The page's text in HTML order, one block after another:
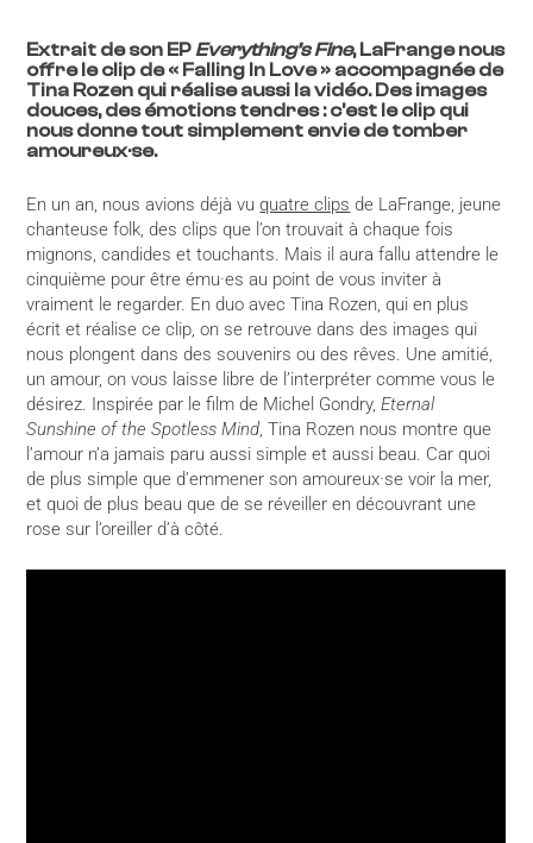
Extrait de son EPEverything’s Fine, LaFrange nous
offre le clip de « Falling In Love » accompagnée de
Tina Rozen qui réalise aussi la vidéo. Des images
douces, des émotions tendres : c’est le clip qui
nous donne tout simplement envie de tomber
amoureux·se.
En un an, nous avions déjà vuquatre clips de LaFrange, jeune
chanteuse folk, des clips que l’on trouvait à chaque fois
mignons, candides et touchants. Mais il aura fallu attendre le
cinquième pour être ému·es au point de vous inviter à
vraiment le regarder. En duo avec Tina Rozen, qui en plus
écrit et réalise ce clip, on se retrouve dans des images qui
nous plongent dans des souvenirs ou des rêves. Une amitié,
un amour, on vous laisse libre de l’interpréter comme vous le
désirez. Inspirée par le film de Michel Gondry,Eternal
Sunshine of the Spotless Mind, Tina Rozen nous montre que
l’amour n’a jamais paru aussi simple et aussi beau. Car quoi
de plus simple que d’emmener son amoureux·se voir la mer,
et quoi de plus beau que de se réveiller en découvrant une
rose sur l’oreiller d’à côté.